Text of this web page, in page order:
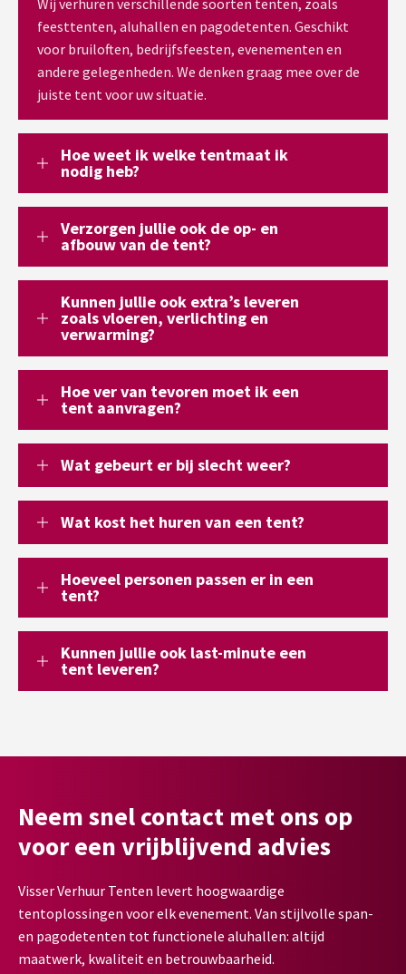
feesttenten, aluhallen en pagodetenten. Geschikt
voor bruiloften, bedrijfsfeesten, evenementen en
andere gelegenheden. We denken graag mee over de
juiste tent voor uw situatie.
Hoe weet ik welke tentmaat ik
nodig heb?
Verzorgen jullie ook de op- en
afbouw van de tent?
Kunnen jullie ook extra’s leveren
zoals vloeren, verlichting en
verwarming?
Hoe ver van tevoren moet ik een
tent aanvragen?
Wat gebeurt er bij slecht weer?
Wat kost het huren van een tent?
Hoeveel personen passen er in een
tent?
Kunnen jullie ook last-minute een
tent leveren?
Neem snel contact met ons op
voor een vrijblijvend advies
Visser Verhuur Tenten levert hoogwaardige
tentoplossingen voor elk evenement. Van stijlvolle span-
en pagodetenten tot functionele aluhallen: altijd
maatwerk, kwaliteit en betrouwbaarheid.